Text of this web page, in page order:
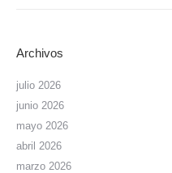
Archivos
julio 2026
junio 2026
mayo 2026
abril 2026
marzo 2026